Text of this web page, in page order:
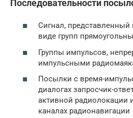
Последовательности
Сигнал,
виде групп
Группы импульсов,
импульсными
Посылки с время-
диалогах запросчик-
активной радиолокации
каналах радионавигации